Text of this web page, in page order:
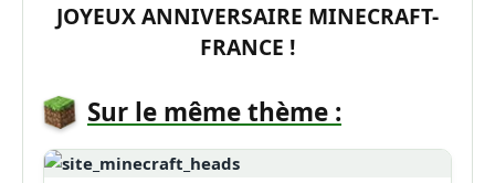
JOYEUX ANNIVERSAIRE MINECRAFT-
FRANCE !
Sur le même thème :